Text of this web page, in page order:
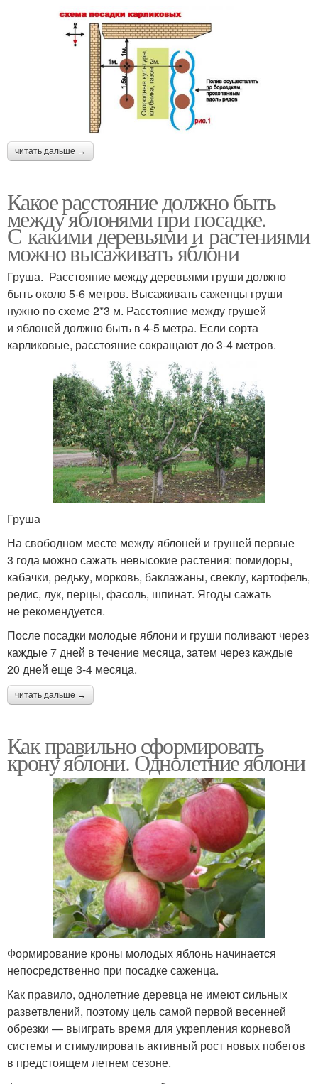
читать дальше →
Какое расстояние должно быть
между яблонями при посадке.
С какими деревьями и растениями
можно высаживать яблони
Груша. Расстояние между деревьями груши должно
быть около 5-6 метров. Высаживать саженцы груши
нужно по схеме 2*3 м. Расстояние между грушей
и яблоней должно быть в 4-5 метра. Если сорта
карликовые, расстояние сокращают до 3-4 метров.
Груша
На свободном месте между яблоней и грушей первые
3 года можно сажать невысокие растения: помидоры,
кабачки, редьку, морковь, баклажаны, свеклу, картофель,
редис, лук, перцы, фасоль, шпинат. Ягоды сажать
не рекомендуется.
После посадки молодые яблони и груши поливают через
каждые 7 дней в течение месяца, затем через каждые
20 дней еще 3-4 месяца.
читать дальше →
Как правильно сформировать
крону яблони. Однолетние яблони
Формирование кроны молодых яблонь начинается
непосредственно при посадке саженца.
Как правило, однолетние деревца не имеют сильных
разветвлений, поэтому цель самой первой весенней
обрезки — выиграть время для укрепления корневой
системы и стимулировать активный рост новых побегов
в предстоящем летнем сезоне.